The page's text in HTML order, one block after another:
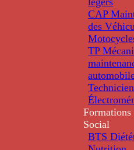
CAP
des
TP
Formations
Social
BTS